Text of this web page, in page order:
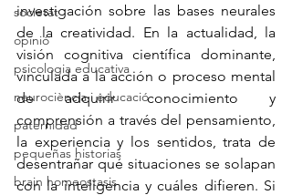
societat
opinió
psicologia educativa
neurociència i educació
paternidad
pequeñas historias
brain homeostasis
investigación sobre las bases neurales
de la creatividad. En la actualidad, la
visión cognitiva científica dominante,
vinculada a la acción o proceso mental
de adquirir conocimiento y
comprensión a través del pensamiento,
la experiencia y los sentidos, trata de
desentrañar qué situaciones se solapan
con la inteligencia y cuáles difieren. Si